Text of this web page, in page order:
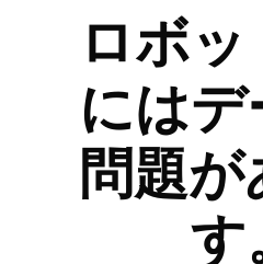
ロボ
には
問題
す